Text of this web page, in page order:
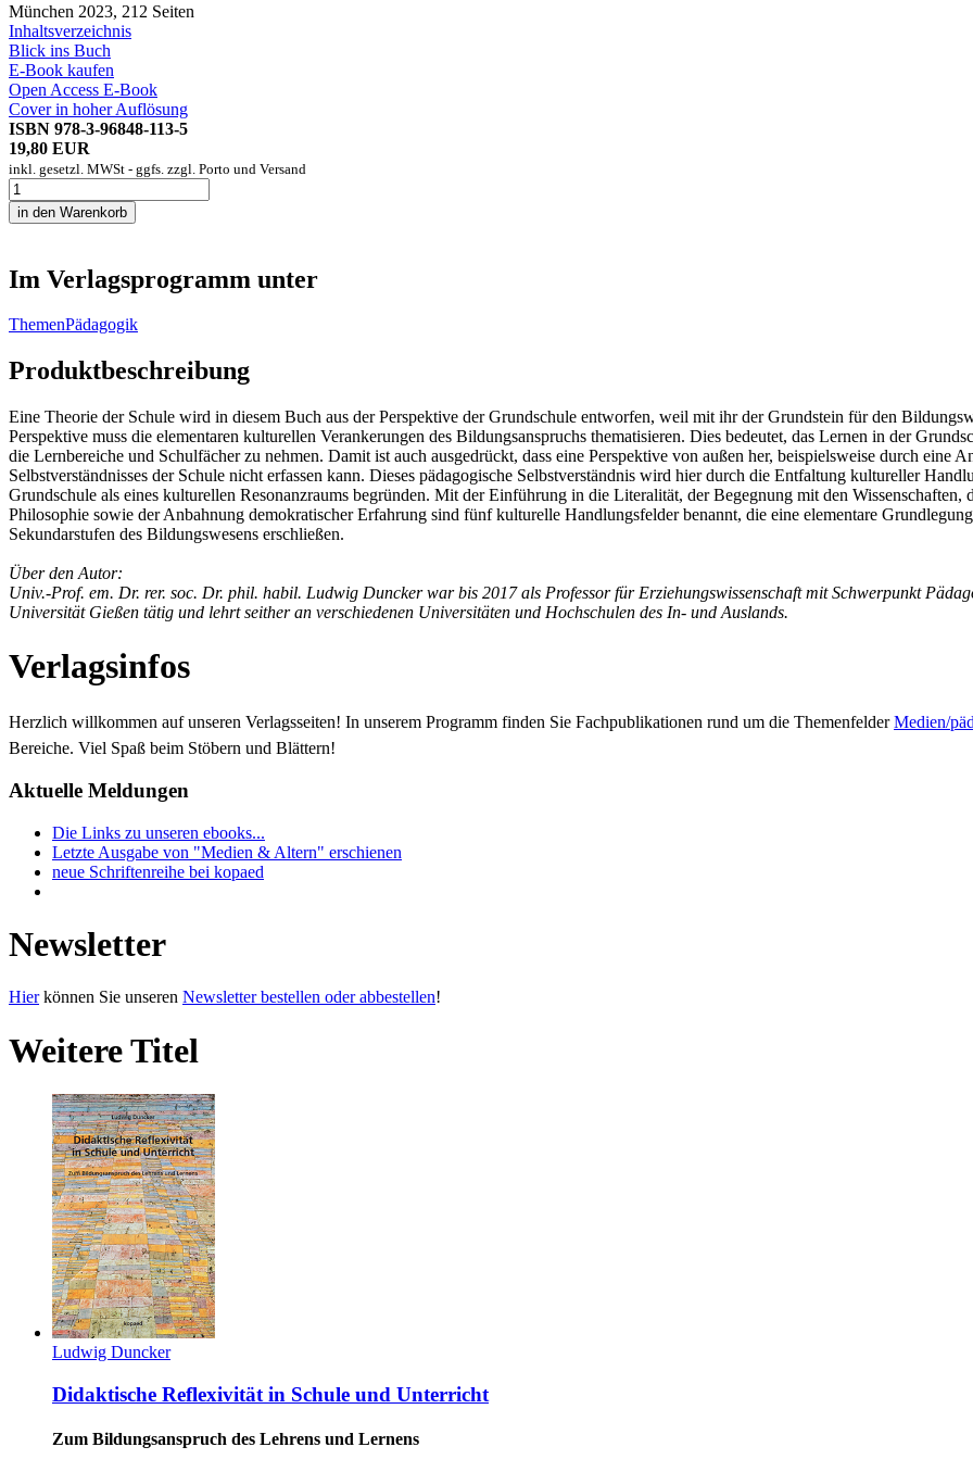
München 2023, 212 Seiten
Inhaltsverzeichnis
Blick ins Buch
E-Book kaufen
Open Access E-Book
Cover in hoher Auflösung
ISBN 978-3-96848-113-5
19,80 EUR
inkl. gesetzl. MWSt - ggfs. zzgl. Porto und Versand
Im Verlagsprogramm unter
ThemenPädagogik
Produktbeschreibung
Eine Theorie der Schule wird in diesem Buch aus der Perspektive der Grundschule entworfen, weil mit ihr der Grundstein für den
Perspektive muss die elementaren kulturellen Verankerungen des Bildungsanspruchs thematisieren. Dies bedeutet, das Lernen in der
die Lernbereiche und Schulfächer zu nehmen. Damit ist auch ausgedrückt, dass eine Perspektive von außen her, beispielsweise durch eine
Selbstverständnisses der Schule nicht erfassen kann. Dieses pädagogische Selbstverständnis wird hier durch die Entfaltung kultureller
Grundschule als eines kulturellen Resonanzraums begründen. Mit der Einführung in die Literalität, der Begegnung mit den Wissenschaften,
Philosophie sowie der Anbahnung demokratischer Erfahrung sind fünf kulturelle Handlungsfelder benannt, die eine elementare
Sekundarstufen des Bildungswesens erschließen.
Über den Autor:
Univ.-Prof. em. Dr. rer. soc. Dr. phil. habil. Ludwig Duncker war bis 2017 als Professor für Erziehungswissenschaft mit Schwerpunkt
Universität Gießen tätig und lehrt seither an verschiedenen Universitäten und Hochschulen des In- und Auslands.
Verlagsinfos
Herzlich willkommen auf unseren Verlagsseiten! In unserem Programm finden Sie Fachpublikationen rund um die ThemenfelderMedien/
Bereiche. Viel Spaß beim Stöbern und Blättern!
Aktuelle Meldungen
Die Links zu unseren ebooks...
Letzte Ausgabe von "Medien & Altern" erschienen
neue Schriftenreihe bei kopaed
Newsletter
Hierkönnen Sie unseren Newsletter bestellen oder abbestellen!
Weitere Titel
Ludwig Duncker
Didaktische Reflexivität in Schule und Unterricht
Zum Bildungsanspruch des Lehrens und Lernens